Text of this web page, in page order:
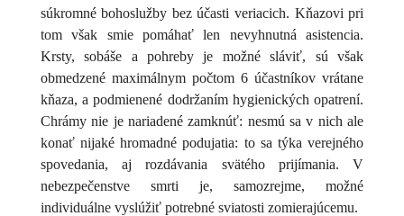
súkromné bohoslužby bez účasti veriacich. Kňazovi pri
tom však smie pomáhať len nevyhnutná asistencia.
Krsty, sobáše a pohreby je možné sláviť, sú však
obmedzené maximálnym počtom 6 účastníkov vrátane
kňaza, a podmienené dodržaním hygienických opatrení.
Chrámy nie je nariadené zamknúť: nesmú sa v nich ale
konať nijaké hromadné podujatia: to sa týka verejného
spovedania, aj rozdávania svätého prijímania. V
nebezpečenstve smrti je, samozrejme, možné
individuálne vyslúžiť potrebné sviatosti zomierajúcemu.